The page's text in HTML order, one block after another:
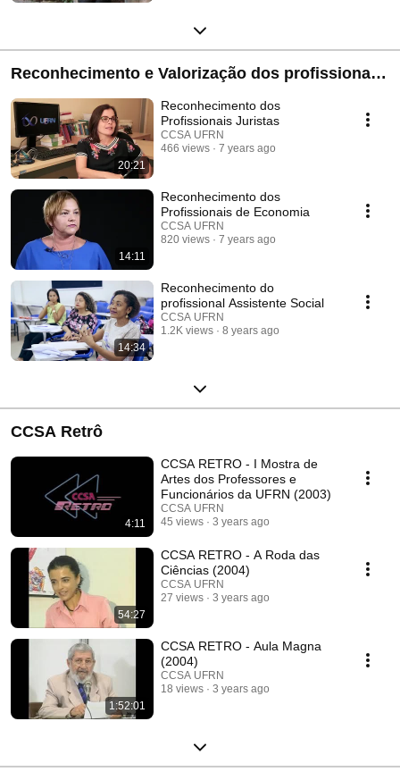
Reconhecimento e Valorização dos profissionais
formados pelo CCSA/UFRN
20:21
Reconhecimento dos
Profissionais Juristas
CCSA UFRN
466 views
7 years ago
14:11
Reconhecimento dos
Profissionais de Economia
CCSA UFRN
820 views
7 years ago
14:34
Reconhecimento do
profissional Assistente Social
CCSA UFRN
1.2K views
8 years ago
CCSA Retrô
4:11
CCSA RETRO - I Mostra de
Artes dos Professores e
Funcionários da UFRN (2003)
CCSA UFRN
45 views
3 years ago
54:27
CCSA RETRO - A Roda das
Ciências (2004)
CCSA UFRN
27 views
3 years ago
1:52:01
CCSA RETRO - Aula Magna
(2004)
CCSA UFRN
18 views
3 years ago